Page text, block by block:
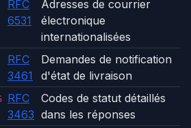
RFC
6531
Adresses de courrier
électronique
internationalisées
RFC
3461
Demandes de notification
d'état de livraison
RFC
3463
Codes de statut détaillés
dans les réponses